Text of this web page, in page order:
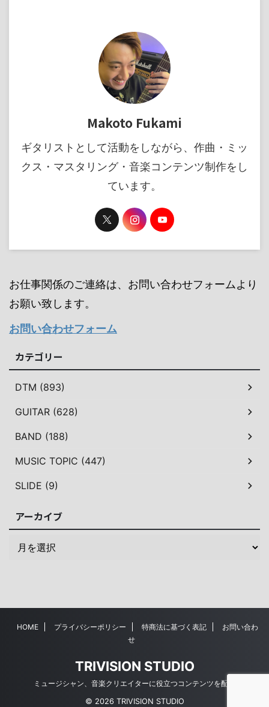
Makoto Fukami
ギタリストとして活動をしながら、作曲・ミッ
クス・マスタリング・音楽コンテンツ制作をし
ています。
お仕事関係のご連絡は、お問い合わせフォームより
お願い致します。
お問い合わせフォーム
カテゴリー
DTM (893)
GUITAR (628)
BAND (188)
MUSIC TOPIC (447)
SLIDE (9)
アーカイブ
HOME プライバシーポリシー 特商法に基づく表記
お問い合わ
せ
TRIVISION STUDIO
ミュージシャン、音楽クリエイターに役立つコンテンツを配信
© 2026 TRIVISION STUDIO